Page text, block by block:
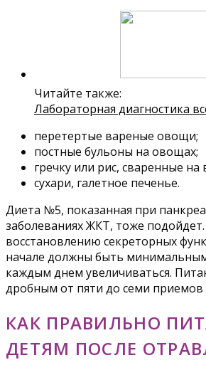
Читайте также:
Лабораторная диагностика
перетертые вареные овощи;
постные бульоны на овощах;
гречку или рис, сваренные на
сухари, галетное печенье.
Диета №5, показанная при
заболеваниях ЖКТ, тоже подойдет.
восстановлению секреторных
начале должны быть
каждым днем увеличиваться.
дробным от пяти до семи
КАК ПРАВИЛЬНО
ДЕТЯМ ПОСЛЕ